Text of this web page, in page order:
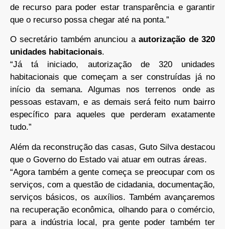
de recurso para poder estar transparência e garantir
que o recurso possa chegar até na ponta.”
O secretário também anunciou aautorização de 320
unidades habitacionais.
“Já tá iniciado, autorização de 320 unidades
habitacionais que começam a ser construídas já no
início da semana. Algumas nos terrenos onde as
pessoas estavam, e as demais será feito num bairro
específico para aqueles que perderam exatamente
tudo.”
Além da reconstrução das casas, Guto Silva destacou
que o Governo do Estado vai atuar em outras áreas.
“Agora também a gente começa se preocupar com os
serviços, com a questão de cidadania, documentação,
serviços básicos, os auxílios. Também avançaremos
na recuperação econômica, olhando para o comércio,
para a indústria local, pra gente poder também ter